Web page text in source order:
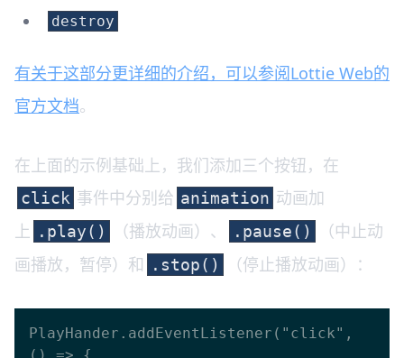
destroy
有关于这部分更详细的介绍，可以参阅Lottie Web的
官方文档。
在上面的示例基础上，我们添加三个按钮，在
click 事件中分别给 animation 动画加
上
.play() （播放动画）、 .pause()
（中止动
画播放，暂停）和
.stop() （停止播放动画）：
PlayHander.addEventListener("click",